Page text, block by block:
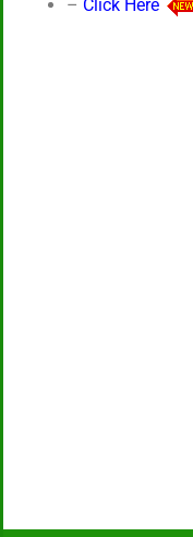
– Click Here